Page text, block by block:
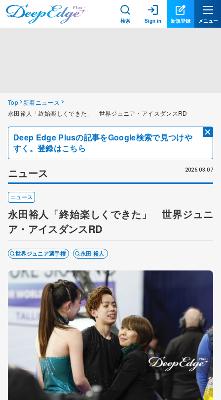
検索 Sign in 新規登録 メニュー
Top 新着ニュース
永田裕人「終始楽しくできた」 世界ジュニア・アイスダンスRD
Deep Edge Plusの記事をGoogle検索で見つけや
すく。登録はこちら
ニュース 2026.03.07
ニュース
永田裕人「終始楽しくできた」 世界ジュニ
ア・アイスダンスRD
世界ジュニア選手権 永田 裕人